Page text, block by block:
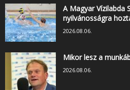
A Magyar Vízilabda
nyilvánosságra
2026.08.06.
Mikor lesz a
2026.08.06.